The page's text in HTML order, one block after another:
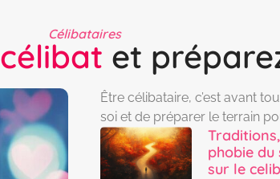
Célibataires
célibat et
Être célibataire, c’est avant
soi et de préparer le terrain
phobie
sur le